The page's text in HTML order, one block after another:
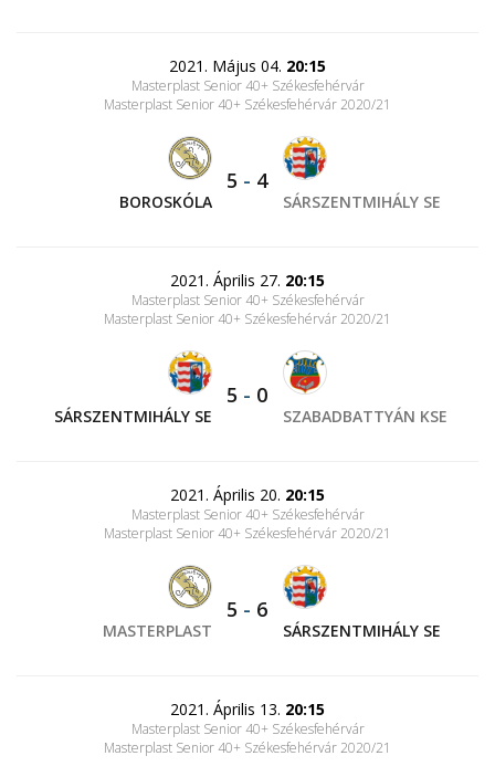
2021. Május 04. 20:15
Masterplast Senior 40+ Székesfehérvár
Masterplast Senior 40+ Székesfehérvár 2020/21
BOROSKÓLA
5 - 4
SÁRSZENTMIHÁLY SE
2021. Április 27. 20:15
Masterplast Senior 40+ Székesfehérvár
Masterplast Senior 40+ Székesfehérvár 2020/21
SÁRSZENTMIHÁLY SE
5 - 0
SZABADBATTYÁN KSE
2021. Április 20. 20:15
Masterplast Senior 40+ Székesfehérvár
Masterplast Senior 40+ Székesfehérvár 2020/21
MASTERPLAST
5 - 6
SÁRSZENTMIHÁLY SE
2021. Április 13. 20:15
Masterplast Senior 40+ Székesfehérvár
Masterplast Senior 40+ Székesfehérvár 2020/21